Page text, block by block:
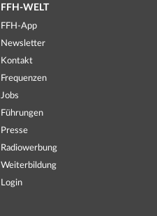
FFH-WELT
FFH-App
Newsletter
Kontakt
Frequenzen
Jobs
Führungen
Presse
Radiowerbung
Weiterbildung
Login